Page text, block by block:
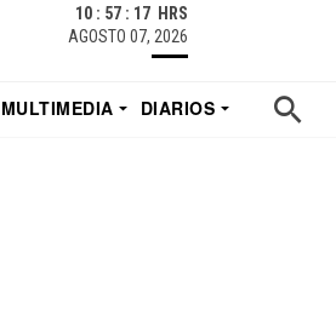
10 : 57 : 18 HRS
AGOSTO 07, 2026
MULTIMEDIA
DIARIOS